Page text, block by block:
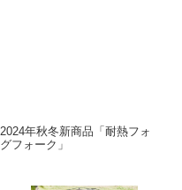
年秋冬新商品「耐熱フォ
フォーク」